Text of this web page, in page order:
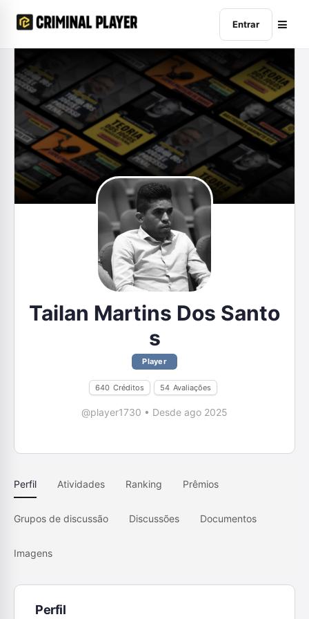
Entrar
Tailan Martins Dos Santo
s
Player
640 Créditos 54 Avaliações
@player1730 • Desde ago 2025
Perfil Atividades Ranking Prêmios
Grupos de discussão Discussões Documentos
Imagens
Perfil